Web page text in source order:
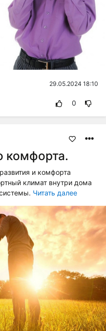
29.05.2024 18:10
0
комфорта.
и комфорта
климат внутри дома
Читать далее